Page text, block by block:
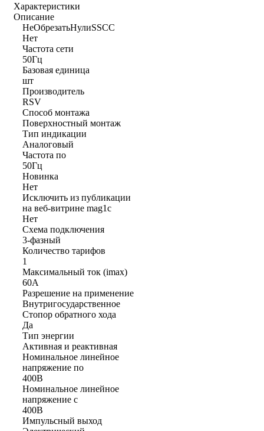
Характеристики
Описание
НеОбрезатьНулиSSCC
Нет
Частота сети
50Гц
Базовая единица
шт
Производитель
RSV
Способ монтажа
Поверхностный монтаж
Тип индикации
Аналоговый
Частота по
50Гц
Новинка
Нет
Исключить из публикации
на веб-витрине mag1c
Нет
Схема подключения
3-фазный
Количество тарифов
1
Максимальный ток (imax)
60А
Разрешение на применение
Внутригосударственное
Стопор обратного хода
Да
Тип энергии
Активная и реактивная
Номинальное линейное
напряжение по
400В
Номинальное линейное
напряжение с
400В
Импульсный выход